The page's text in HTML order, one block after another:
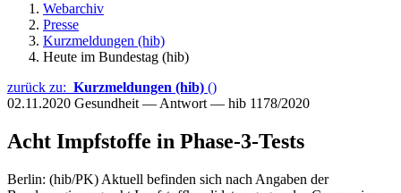
Webarchiv
Presse
Kurzmeldungen (hib)
Heute im Bundestag (hib)
zurück zu: Kurzmeldungen (hib) ()
02.11.2020 Gesundheit — Antwort — hib 1178/2020
Acht Impfstoffe in Phase-3-Tests
Berlin: (hib/PK) Aktuell befinden sich nach Angaben der